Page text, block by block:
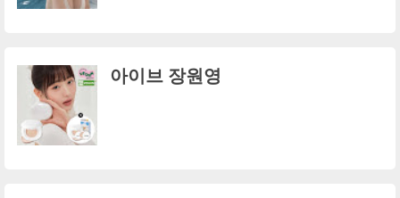
아이브 장원영